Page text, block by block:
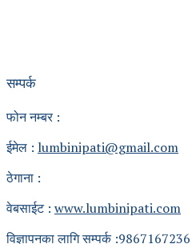
सम्पर्क
फोन नम्बर :
ईमेल : lumbinipati@gmail.com
ठेगाना :
वेबसाईट : www.lumbinipati.com
विज्ञापनका लागि सम्पर्क :9867167236